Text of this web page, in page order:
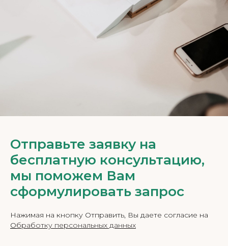
Отправьте заявку на
бесплатную консультацию,
мы поможем Вам
сформулировать запрос
Нажимая на кнопку Отправить, Вы даете согласие на
Обработку персональных данных